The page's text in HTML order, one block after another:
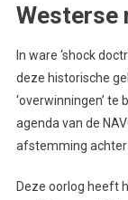
Westerse
In ware ‘shock
deze historische
‘overwinningen’
agenda van de
afstemming achter
Deze oorlog heeft